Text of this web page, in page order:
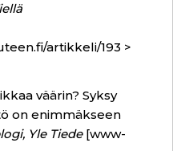
artikkeli/193 >
väärin? Syksy
on enimmäkseen
Yle Tiede [www-